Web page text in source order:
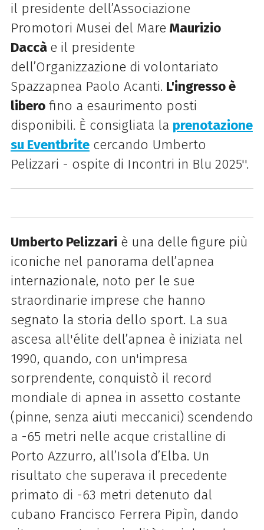
il presidente dell’Associazione
Promotori Musei del Mare Maurizio
Daccà e il presidente
dell’Organizzazione di volontariato
Spazzapnea Paolo Acanti. L'ingresso è
liberofino a esaurimento posti
disponibili. È consigliata la prenotazione
su Eventbrite cercando Umberto
Pelizzari - ospite di Incontri in Blu 2025''.
Umberto Pelizzari è una delle figure più
iconiche nel panorama dell’apnea
internazionale, noto per le sue
straordinarie imprese che hanno
segnato la storia dello sport. La sua
ascesa all'élite dell’apnea è iniziata nel
1990, quando, con un'impresa
sorprendente, conquistò il record
mondiale di apnea in assetto costante
(pinne, senza aiuti meccanici) scendendo
a -65 metri nelle acque cristalline di
Porto Azzurro, all’Isola d’Elba. Un
risultato che superava il precedente
primato di -63 metri detenuto dal
cubano Francisco Ferrera Pipìn, dando